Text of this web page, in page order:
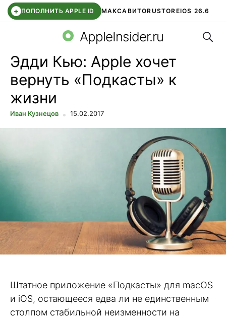
+ ПОПОЛНИТЬ APPLE ID МАКСАВИТОRUSTOREIOS 26.6
СБЕР КИДС ВТБ ОНЛАЙН ЧАТ В ROBLOX
AppleInsider.ru
Эдди Кью: Apple хочет
вернуть «Подкасты» к
жизни
Иван Кузнецов 15.02.2017
Штатное приложение «Подкасты» для macOS
и iOS, остающееся едва ли не единственным
столпом стабильной неизменности на